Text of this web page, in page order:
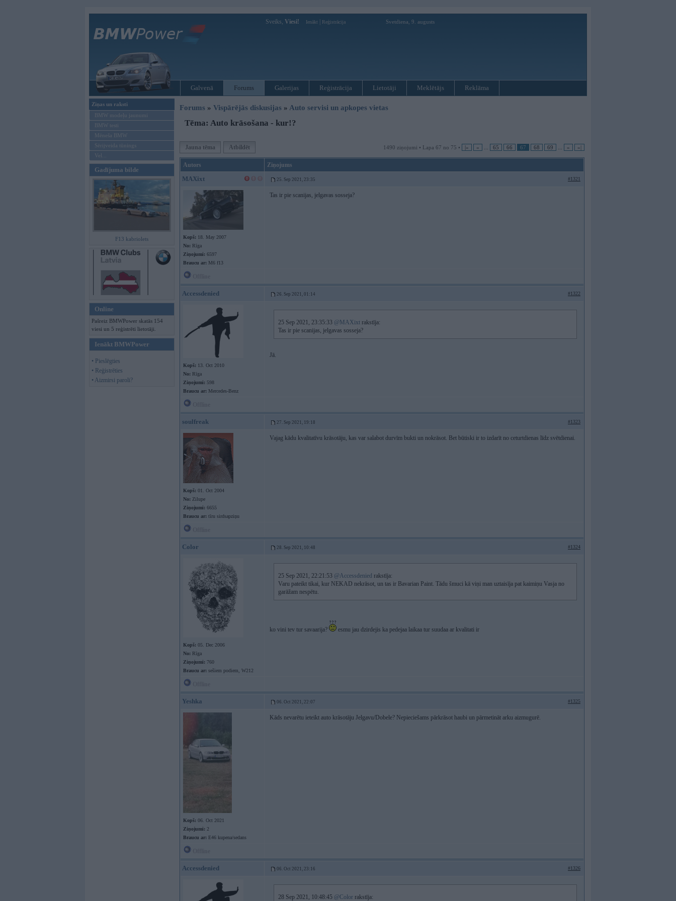
Sveiks, Viesi! Ienākt Reģistrācija Svetdiena, 9. augusts
Galvenā Forums Galerijas Reģistrācija Lietotāji Meklētājs Reklāma
Ziņas un raksti
BMW modeļu jaunumi
BMW testi
Mēneša BMW
Sērijveida tūnings
Vel...
Gadījuma bilde
F13 kabriolets
Online
Pašreiz BMWPower skatās 154
viesi un 5 reģistrēti lietotāji.
Ienākt BMWPower
• Pieslēgties
• Reģistrēties
• Aizmirsi paroli?
Forums » Vispārējās diskusijas » Auto servisi un apkopes vietas
Tēma: Auto krāsošana - kur!?
Jauna tēma Atbildēt 1490 ziņojumi • Lapa 67 no 75 • |« « 65 66 67 68 69 » »|
Autors Ziņojums
MAXixt 25. Sep 2021, 23:35 #1321
Kopš: 18. May 2007
No: Rīga
Ziņojumi: 6597
Braucu ar: M6 f13
Tas ir pie scanijas, jelgavas sosseja?
Accessdenied 26. Sep 2021, 01:14 #1322
Kopš: 13. Oct 2010
No: Rīga
Ziņojumi: 598
Braucu ar: Mercedes-Benz
25 Sep 2021, 23:35:33 @MAXixt rakstīja:
Tas ir pie scanijas, jelgavas sosseja?
Jā.
soulfreak 27. Sep 2021, 19:18 #1323
Kopš: 01. Oct 2004
No: Zilupe
Ziņojumi: 6655
Braucu ar: tīru sirdsapziņu
Vajag kādu kvalitatīvu krāsotāju, kas var salabot durvīm bukti un nokrāsot. Bet būtiski ir to izdarīt no ceturtdienas līdz svētdienai.
Color 28. Sep 2021, 10:48 #1324
Kopš: 05. Dec 2006
No: Rīga
Ziņojumi: 760
Braucu ar: sešiem podiem, W212
25 Sep 2021, 22:21:53 @Accessdenied rakstīja:
Varu pateikt tikai, kur NEKAD nekrāsot, un tas ir Bavarian Paint. Tādu šmuci kā viņi man uztaisīja pat kaimiņu Vasja no
garāžam nespētu.
ko vini tev tur savaarija? esmu jau dzirdejis ka pedejaa laikaa tur suudaa ar kvalitati ir
Yeshka 06. Oct 2021, 22:07 #1325
Kopš: 06. Oct 2021
Ziņojumi: 2
Braucu ar: E46 kupena/sedans
Kāds nevarētu ieteikt auto krāsotāju Jelgavu/Dobele? Nepieciešams pārkrāsot haubi un pārmetināt arku aizmugurē.
Accessdenied 06. Oct 2021, 23:16 #1326
28 Sep 2021, 10:48:45 @Color rakstīja: